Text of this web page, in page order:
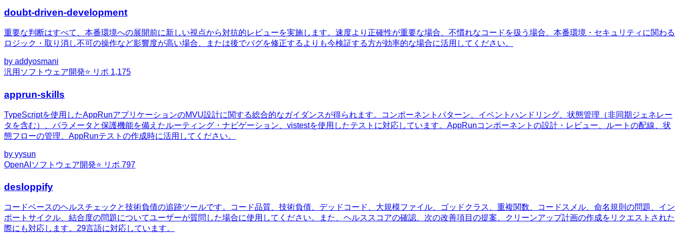
doubt-driven-development
重要な判断はすべて、本番環境への展開前に新しい視点から対抗的レビューを実施します。速度より正確性が重要な場合、不慣れなコードを扱う場合、本番環境・セキュリティに関わる
ロジック・取り消し不可の操作など影響度が高い場合、または後でバグを修正するよりも今検証する方が効率的な場合に活用してください。
by addyosmani
汎用 ソフトウェア開発⭐ リポ 1,175
apprun-skills
TypeScriptを使用したAppRunアプリケーションのMVU設計に関する総合的なガイダンスが得られます。コンポーネントパターン、イベントハンドリング、状態管理（非同期ジェネレー
タを含む）、パラメータと保護機能を備えたルーティング・ナビゲーション、vistestを使用したテストに対応しています。AppRunコンポーネントの設計・レビュー、ルートの配線、状
態フローの管理、AppRunテストの作成時に活用してください。
by yysun
OpenAI ソフトウェア開発⭐ リポ 797
desloppify
コードベースのヘルスチェックと技術負債の追跡ツールです。コード品質、技術負債、デッドコード、大規模ファイル、ゴッドクラス、重複関数、コードスメル、命名規則の問題、イン
ポートサイクル、結合度の問題についてユーザーが質問した場合に使用してください。また、ヘルススコアの確認、次の改善項目の提案、クリーンアップ計画の作成をリクエストされた
際にも対応します。29言語に対応しています。